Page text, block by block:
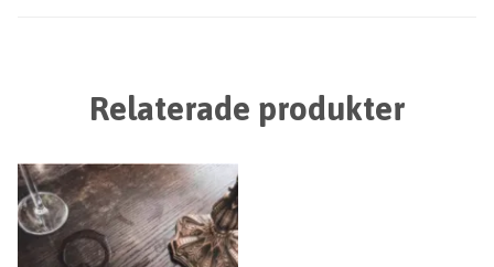
Relaterade produkter